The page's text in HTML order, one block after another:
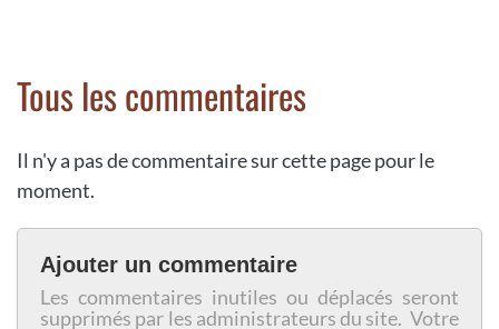
Tous les commentaires
Il n'y a pas de commentaire sur cette page pour le
moment.
Ajouter un commentaire
Les commentaires inutiles ou déplacés seront
supprimés par les administrateurs du site. Votre